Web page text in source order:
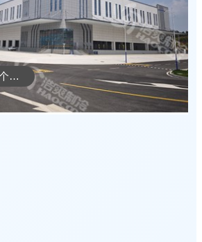
冷库建造多少钱一个平方